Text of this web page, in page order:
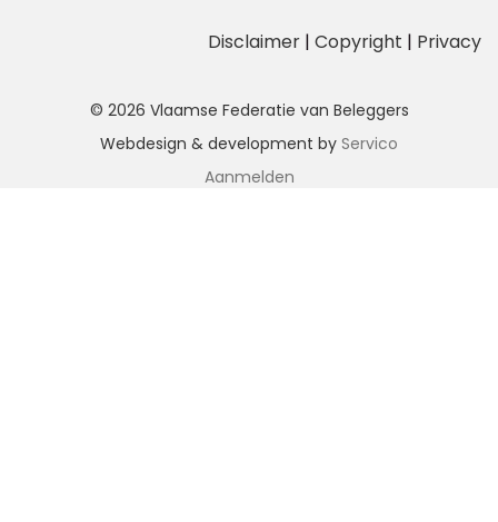
Disclaimer | Copyright | Privacy
© 2026 Vlaamse Federatie van Beleggers
Webdesign & development by Servico
Aanmelden